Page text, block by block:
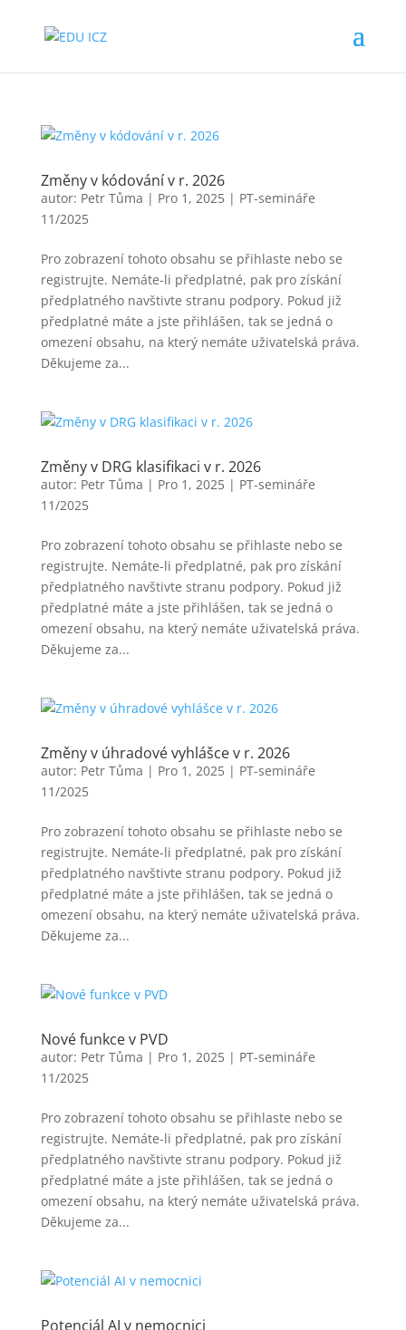
Změny v kódování v r. 2026
autor: Petr Tůma | Pro 1, 2025| PT-semináře
11/2025
Pro zobrazení tohoto obsahu se přihlaste nebo se
registrujte. Nemáte-li předplatné, pak pro získání
předplatného navštivte stranu podpory. Pokud již
předplatné máte a jste přihlášen, tak se jedná o
omezení obsahu, na který nemáte uživatelská práva.
Děkujeme za...
Změny v DRG klasifikaci v r. 2026
autor: Petr Tůma | Pro 1, 2025| PT-semináře
11/2025
Pro zobrazení tohoto obsahu se přihlaste nebo se
registrujte. Nemáte-li předplatné, pak pro získání
předplatného navštivte stranu podpory. Pokud již
předplatné máte a jste přihlášen, tak se jedná o
omezení obsahu, na který nemáte uživatelská práva.
Děkujeme za...
Změny v úhradové vyhlášce v r. 2026
autor: Petr Tůma | Pro 1, 2025| PT-semináře
11/2025
Pro zobrazení tohoto obsahu se přihlaste nebo se
registrujte. Nemáte-li předplatné, pak pro získání
předplatného navštivte stranu podpory. Pokud již
předplatné máte a jste přihlášen, tak se jedná o
omezení obsahu, na který nemáte uživatelská práva.
Děkujeme za...
Nové funkce v PVD
autor: Petr Tůma | Pro 1, 2025| PT-semináře
11/2025
Pro zobrazení tohoto obsahu se přihlaste nebo se
registrujte. Nemáte-li předplatné, pak pro získání
předplatného navštivte stranu podpory. Pokud již
předplatné máte a jste přihlášen, tak se jedná o
omezení obsahu, na který nemáte uživatelská práva.
Děkujeme za...
Potenciál AI v nemocnici